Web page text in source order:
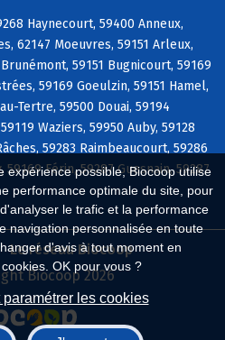
expérience possible, Biocoop utilise
performance optimale du site, pour
le trafic et la performance
navigation personnalisée en toute
d'avis à tout moment en
OK pour vous ?
les cookies
Haynecourt, 59400 Anneux,
62147 Moeuvres, 59151 Arleux,
59151 Bugnicourt, 59169
59169 Goeulzin, 59151 Hamel,
Tertre, 59500 Douai, 59194
Waziers, 59950 Auby, 59128
59283 Raimbeaucourt, 59286
59169 Férin, 59287 Guesnain, 59287
Le réseau Biocoop
Biocoop 2026